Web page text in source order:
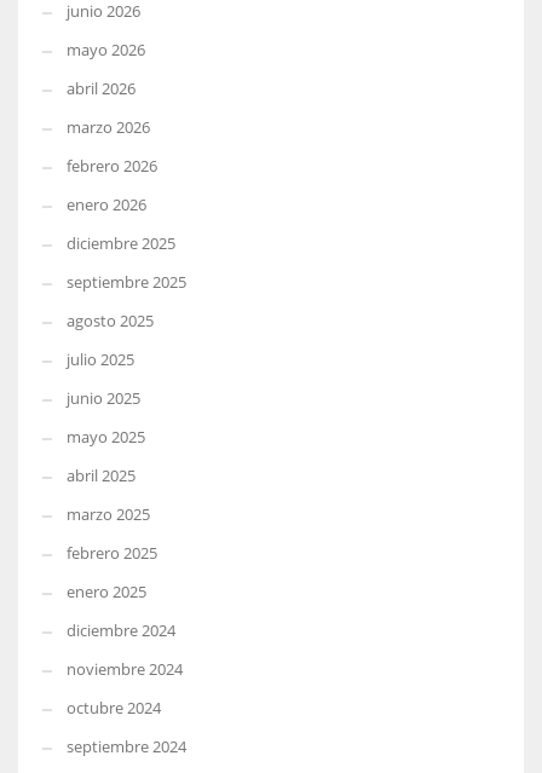
junio 2026
mayo 2026
abril 2026
marzo 2026
febrero 2026
enero 2026
diciembre 2025
septiembre 2025
agosto 2025
julio 2025
junio 2025
mayo 2025
abril 2025
marzo 2025
febrero 2025
enero 2025
diciembre 2024
noviembre 2024
octubre 2024
septiembre 2024